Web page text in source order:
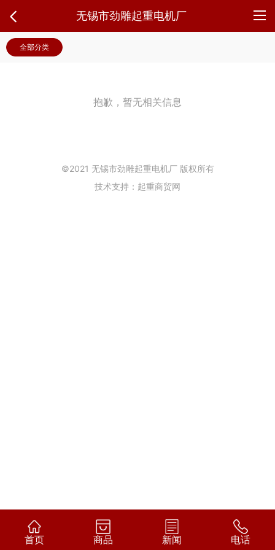
无锡市劲雕起重电机厂
全部分类
抱歉，暂无相关信息
©2021 无锡市劲雕起重电机厂 版权所有
技术支持：起重商贸网
首页 商品 新闻 电话